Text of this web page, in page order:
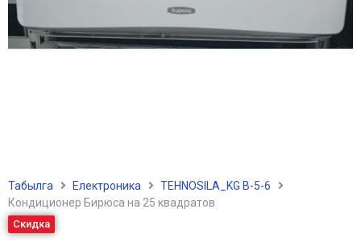
Табылга Електроника
TEHNOSILA_KG В-5-6
Кондиционер Бирюса на 25 квадратов
Скидка